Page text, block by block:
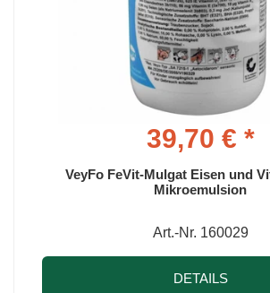
39,70 € *
VeyFo FeVit-Mulgat Eisen und
Mikroemulsion
Art.-Nr. 160029
DETAILS